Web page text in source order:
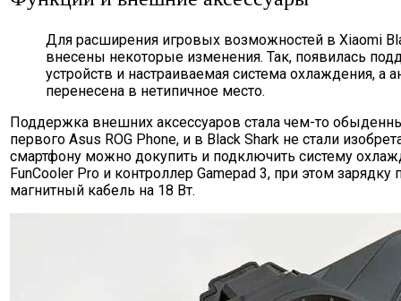
Для расширения игровых возможностей в Xiaomi
внесены некоторые изменения. Так, появилась
устройств и настраиваемая система охлаждения, а
перенесена в нетипичное место.
Поддержка внешних аксессуаров стала чем-то
первого Asus ROG Phone, и в Black Shark не стали
смартфону можно докупить и подключить систему
FunCooler Pro и контроллер Gamepad 3, при этом зарядку
магнитный кабель на 18 Вт.